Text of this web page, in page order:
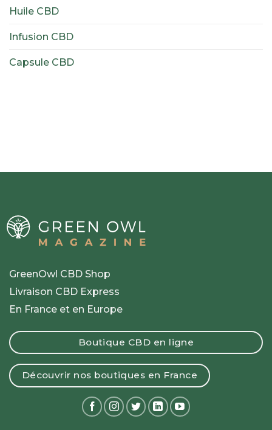
Huile CBD
Infusion CBD
Capsule CBD
GreenOwl CBD Shop
Livraison CBD Express
En France et en Europe
Boutique CBD en ligne
Découvrir nos boutiques en France